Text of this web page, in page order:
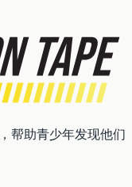
帮助青少年发现他们